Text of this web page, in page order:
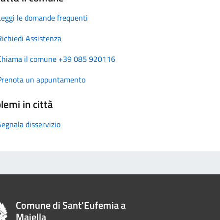
le domande frequenti
Assistenza
il comune +39 085 920116
un appuntamento
in città
disservizio
Comune di Sant'Eufemia a
Maiella